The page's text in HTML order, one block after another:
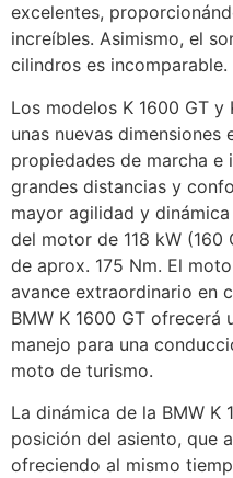
excelentes,
increíbles. Asimismo, el
cilindros es incomparable.
Los modelos K 1600 GT y
unas nuevas dimensiones
propiedades de marcha e
grandes distancias y
mayor agilidad y
del motor de 118 kW
de aprox. 175 Nm. El
avance extraordinario en
BMW K 1600 GT
manejo para una
moto de turismo.
La dinámica de la BMW K
posición del asiento, que
ofreciendo al mismo